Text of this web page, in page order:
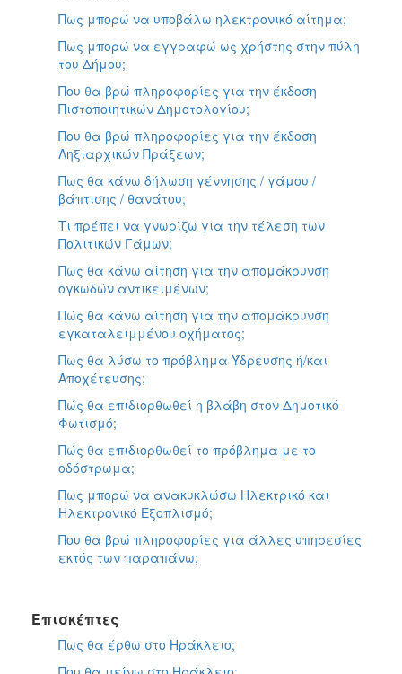
Πως μπορώ να υποβάλω ηλεκτρονικό αίτημα;
Πως μπορώ να εγγραφώ ως χρήστης στην πύλη
του Δήμου;
Που θα βρώ πληροφορίες για την έκδοση
Πιστοποιητικών Δημοτολογίου;
Που θα βρώ πληροφορίες για την έκδοση
Ληξιαρχικών Πράξεων;
Πως θα κάνω δήλωση γέννησης / γάμου /
βάπτισης / θανάτου;
Τι πρέπει να γνωρίζω για την τέλεση των
Πολιτικών Γάμων;
Πως θα κάνω αίτηση για την απομάκρυνση
ογκωδών αντικειμένων;
Πώς θα κάνω αίτηση για την απομάκρυνση
εγκαταλειμμένου οχήματος;
Πως θα λύσω το πρόβλημα Ύδρευσης ή/και
Αποχέτευσης;
Πώς θα επιδιορθωθεί η βλάβη στον Δημοτικό
Φωτισμό;
Πώς θα επιδιορθωθεί το πρόβλημα με το
οδόστρωμα;
Πως μπορώ να ανακυκλώσω Ηλεκτρικό και
Ηλεκτρονικό Εξοπλισμό;
Που θα βρώ πληροφορίες για άλλες υπηρεσίες
εκτός των παραπάνω;
Επισκέπτες
Πως θα έρθω στο Ηράκλειο;